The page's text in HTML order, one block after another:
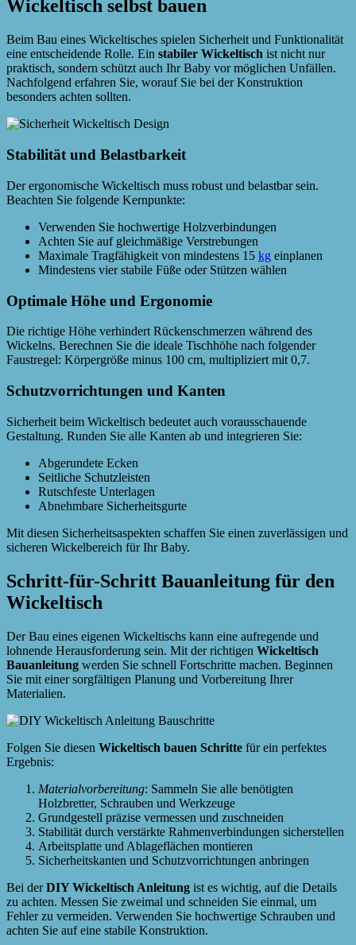
Wickeltisch selbst bauen
Beim Bau eines Wickeltisches spielen Sicherheit und Funktionalität
eine entscheidende Rolle. Ein stabiler Wickeltisch ist nicht nur
praktisch, sondern schützt auch Ihr Baby vor möglichen Unfällen.
Nachfolgend erfahren Sie, worauf Sie bei der Konstruktion
besonders achten sollten.
Stabilität und Belastbarkeit
Der ergonomische Wickeltisch muss robust und belastbar sein.
Beachten Sie folgende Kernpunkte:
Verwenden Sie hochwertige Holzverbindungen
Achten Sie auf gleichmäßige Verstrebungen
Maximale Tragfähigkeit von mindestens 15 kg einplanen
Mindestens vier stabile Füße oder Stützen wählen
Optimale Höhe und Ergonomie
Die richtige Höhe verhindert Rückenschmerzen während des
Wickelns. Berechnen Sie die ideale Tischhöhe nach folgender
Faustregel: Körpergröße minus 100 cm, multipliziert mit 0,7.
Schutzvorrichtungen und Kanten
Sicherheit beim Wickeltisch bedeutet auch vorausschauende
Gestaltung. Runden Sie alle Kanten ab und integrieren Sie:
Abgerundete Ecken
Seitliche Schutzleisten
Rutschfeste Unterlagen
Abnehmbare Sicherheitsgurte
Mit diesen Sicherheitsaspekten schaffen Sie einen zuverlässigen und
sicheren Wickelbereich für Ihr Baby.
Schritt-für-Schritt Bauanleitung für den
Wickeltisch
Der Bau eines eigenen Wickeltischs kann eine aufregende und
lohnende Herausforderung sein. Mit der richtigen Wickeltisch
Bauanleitung werden Sie schnell Fortschritte machen. Beginnen
Sie mit einer sorgfältigen Planung und Vorbereitung Ihrer
Materialien.
Folgen Sie diesen Wickeltisch bauen Schritte für ein perfektes
Ergebnis:
Materialvorbereitung: Sammeln Sie alle benötigten
Holzbretter, Schrauben und Werkzeuge
Grundgestell präzise vermessen und zuschneiden
Stabilität durch verstärkte Rahmenverbindungen sicherstellen
Arbeitsplatte und Ablageflächen montieren
Sicherheitskanten und Schutzvorrichtungen anbringen
Bei derDIY Wickeltisch Anleitung ist es wichtig, auf die Details
zu achten. Messen Sie zweimal und schneiden Sie einmal, um
Fehler zu vermeiden. Verwenden Sie hochwertige Schrauben und
achten Sie auf eine stabile Konstruktion.